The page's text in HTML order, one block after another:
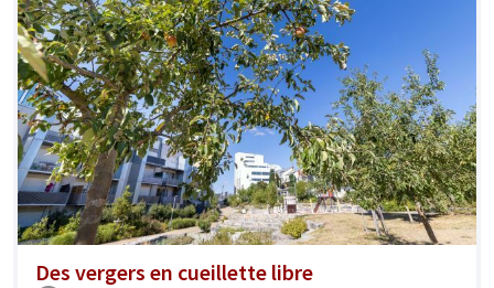
Des vergers en cueillette libre